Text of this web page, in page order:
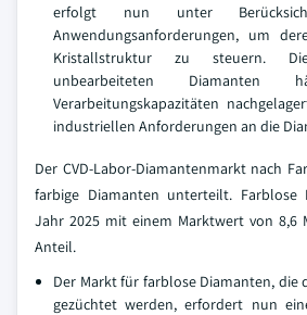
erfolgt nun unter
Anwendungsanforderungen, um
Kristallstruktur zu steuern.
unbearbeiteten
Verarbeitungskapazitäten
industriellen Anforderungen an die
Der CVD-Labor-Diamantenmarkt nach
farbige Diamanten unterteilt. Farblose
Jahr 2025 mit einem Marktwert von 8,6
Anteil.
Der Markt für farblose Diamanten, die
gezüchtet werden, erfordert nun